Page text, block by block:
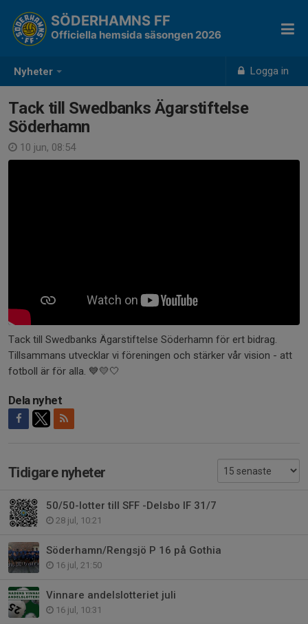
Nyheter Logga in
SÖDERHAMNS FF
Officiella hemsida säsongen 2026
Tack till Swedbanks Ägarstiftelse
Söderhamn
10 jun, 08:54
Tack till Swedbanks Ägarstiftelse Söderhamn för ert bidrag.
Tillsammans utvecklar vi föreningen och stärker vår vision - att
fotboll är för alla. 💙💛🤍
Dela nyhet
Tidigare nyheter
50/50-lotter till SFF -Delsbo IF 31/7
28 jul, 10:21
Söderhamn/Rengsjö P 16 på Gothia
16 jul, 21:50
Vinnare andelslotteriet juli
16 jul, 10:31